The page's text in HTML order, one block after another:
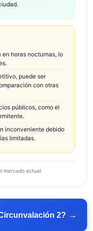
horas nocturnas, lo
puede ser
con otras
públicos, como el
inconveniente debido
limitadas.
mercado actual
2? →